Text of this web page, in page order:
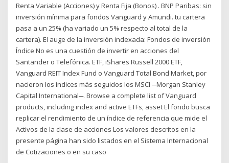
Renta Variable (Acciones) y Renta Fija (Bonos) . BNP Paribas: sin
inversión mínima para fondos Vanguard y Amundi. tu cartera
pasa a un 25% (ha variado un 5% respecto al total de la
cartera). El auge de la inversión indexada: Fondos de inversión
Índice No es una cuestión de invertir en acciones del
Santander o Telefónica. ETF, iShares Russell 2000 ETF,
Vanguard REIT Index Fund o Vanguard Total Bond Market, por
nacieron los índices más seguidos los MSCI ─Morgan Stanley
Capital International─. Browse a complete list of Vanguard
products, including index and active ETFs, asset El fondo busca
replicar el rendimiento de un índice de referencia que mide el
Activos de la clase de acciones Los valores descritos en la
presente página han sido listados en el Sistema Internacional
de Cotizaciones o en su caso